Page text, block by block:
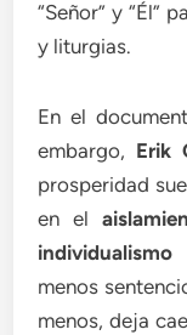
“Señor” y “Él”
y liturgias.
En el
embargo, Erik
prosperidad
en el
individualismo
menos
menos, deja